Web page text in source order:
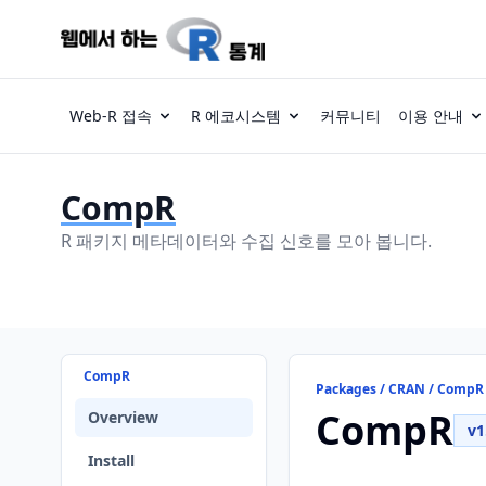
Web-R 접속 R 에코시스템 커뮤니티 이용 안내
CompR
R 패키지 메타데이터와 수집 신호를 모아 봅니다.
CompR
Overview
Install
Packages / CRAN / CompR
CompR